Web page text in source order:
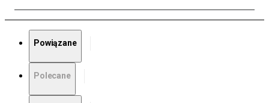
Powiązane
Polecane